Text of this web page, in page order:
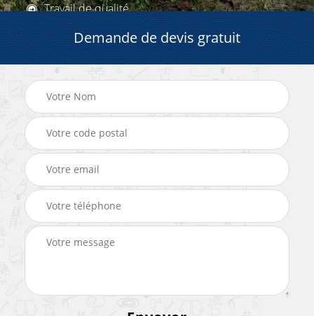
Travail de qualité
Demande de devis gratuit